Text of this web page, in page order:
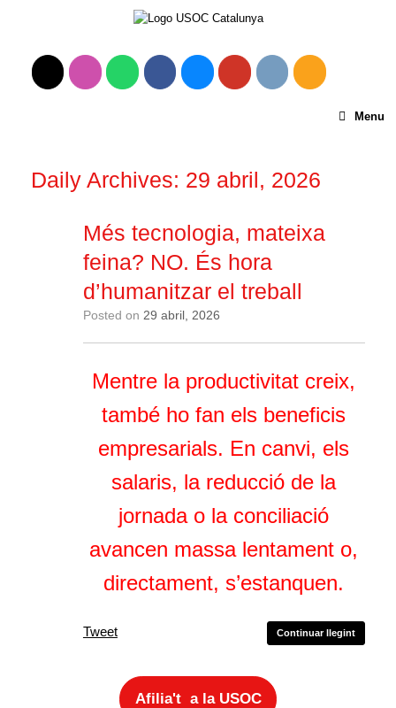
Menu
Daily Archives: 29 abril, 2026
Més tecnologia, mateixa
feina? NO. És hora
d’humanitzar el treball
Posted on 29 abril, 2026
Mentre la productivitat creix,
també ho fan els beneficis
empresarials. En canvi, els
salaris, la reducció de la
jornada o la conciliació
avancen massa lentament o,
directament, s’estanquen.
Continuar llegint
Tweet
Afilia't a la USOC